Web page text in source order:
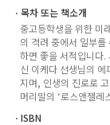
ㆍ목차 또는 책소개
중고등학생을 위한 미
의 격려 중에서 일부
하면 좋을 서적입니다
신 이케다 선생님의
지며, 인생의 진로로
머리말의 ‘로스앤젤레
ㆍISBN